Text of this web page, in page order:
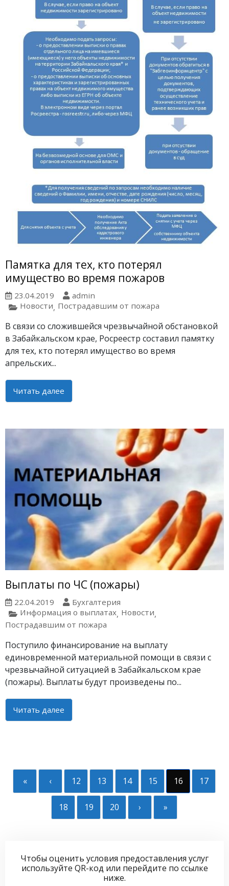
Памятка для тех, кто потерял
имущество во время пожаров
23.04.2019
admin
Новости, Пострадавшим от пожара
В связи со сложившейся чрезвычайной обстановкой
в Забайкальском крае, Росреестр составил памятку
для тех, кто потерял имущество во время
апрельских...
Читать далее
Выплаты по ЧС (пожары)
22.04.2019
Бухгалтерия
Информация о выплатах, Новости,
Пострадавшим от пожара
Поступило финансирование на выплату
единовременной материальной помощи в связи с
чрезвычайной ситуацией в Забайкальском крае
(пожары). Выплаты будут произведены по...
Читать далее
« ‹ 12 13 14 15 16 17
18 19 20 › »
Чтобы оценить условия предоставления услуг
используйте QR-код или перейдите по ссылке
ниже.